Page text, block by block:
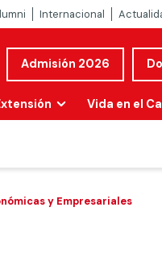
Internacional
Admisión 2026
Vida en el
y Empresariales